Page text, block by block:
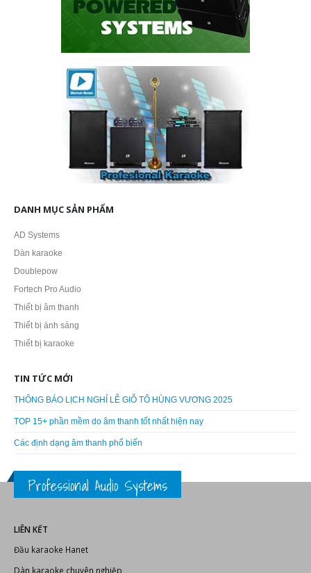
DANH MỤC SẢN PHẨM
AD Systems
Dàn karaoke
Doublepow
Fortech Pro Audio
Thiết bị âm thanh
Thiết bị ánh sáng
Thiết bị karaoke
TIN TỨC MỚI
THÔNG BÁO LỊCH NGHỈ LỄ GIỖ TỔ HÙNG VƯƠNG 2025
TOP 15+ phần mềm do âm thanh tốt nhất hiện nay
Các định dạng âm thanh phổ biến
Professional Audio Systems
LIÊN KẾT
Đầu karaoke Hanet
Dàn karaoke chuyên nghiệp